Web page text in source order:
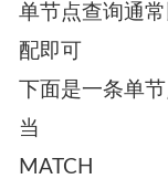
单节点查询通
配即可
下面是一条单
当
MATCH